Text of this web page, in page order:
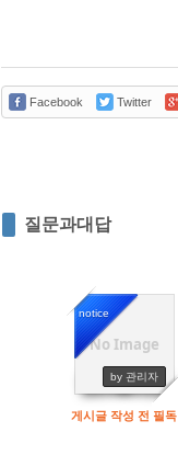
Facebook Twitter
질문과대답
No Image
notice
by 관리자
14224
게시글 작성 전 필독